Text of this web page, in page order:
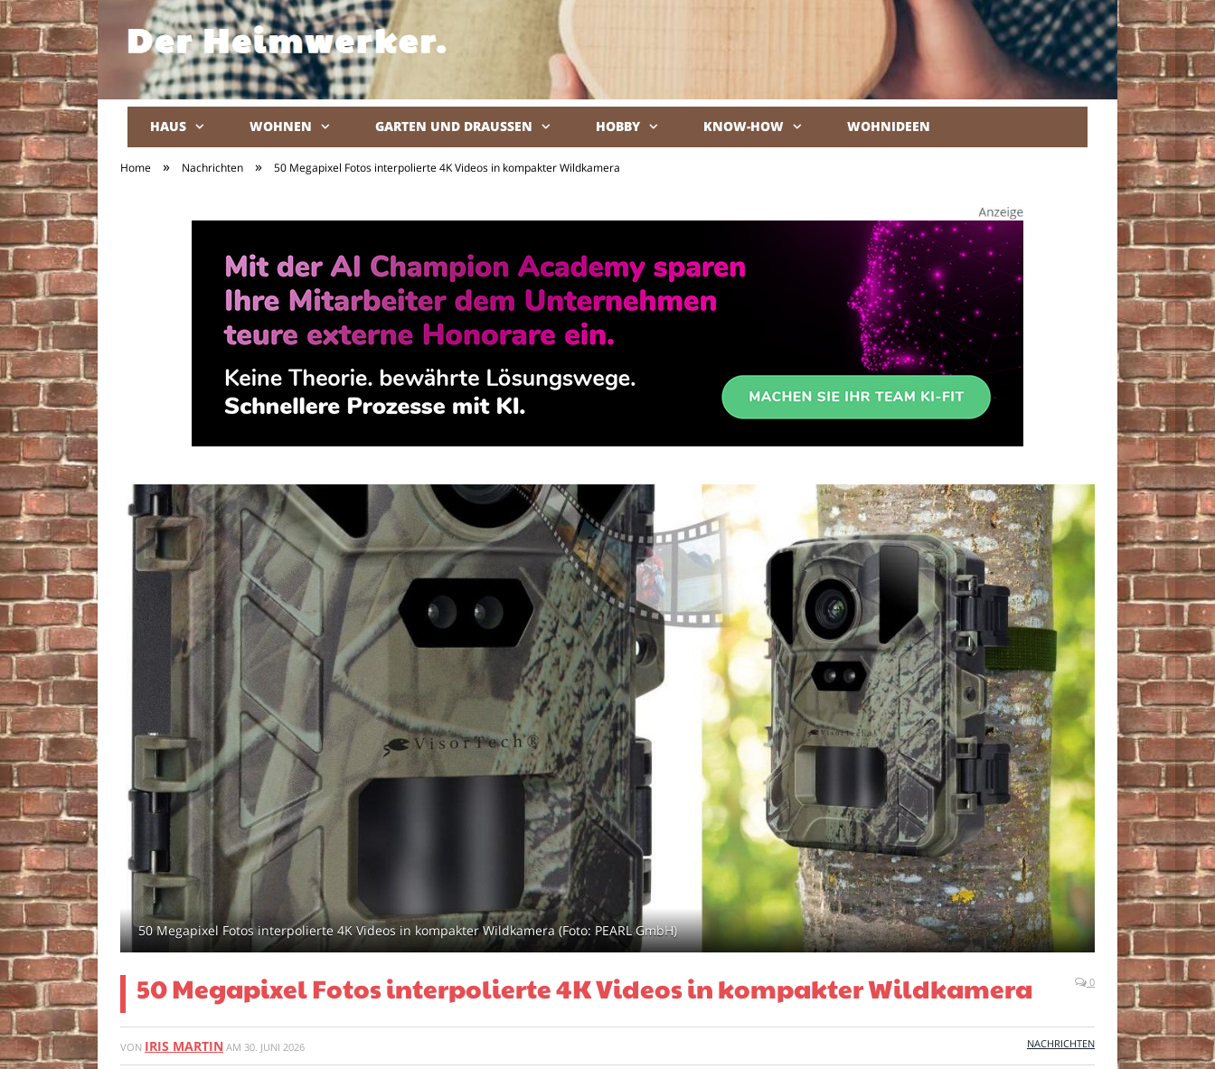
HAUS WOHNEN GARTEN UND DRAUSSEN HOBBY KNOW-HOW WOHNIDEEN
Home » Nachrichten » 50 Megapixel Fotos interpolierte 4K Videos in kompakter Wildkamera
50 Megapixel Fotos interpolierte 4K Videos in kompakter Wildkamera (Foto: PEARL GmbH)
50 Megapixel Fotos interpolierte 4K Videos in kompakter Wildkamera 0
VON IRIS MARTIN AM 30. JUNI 2026 NACHRICHTEN